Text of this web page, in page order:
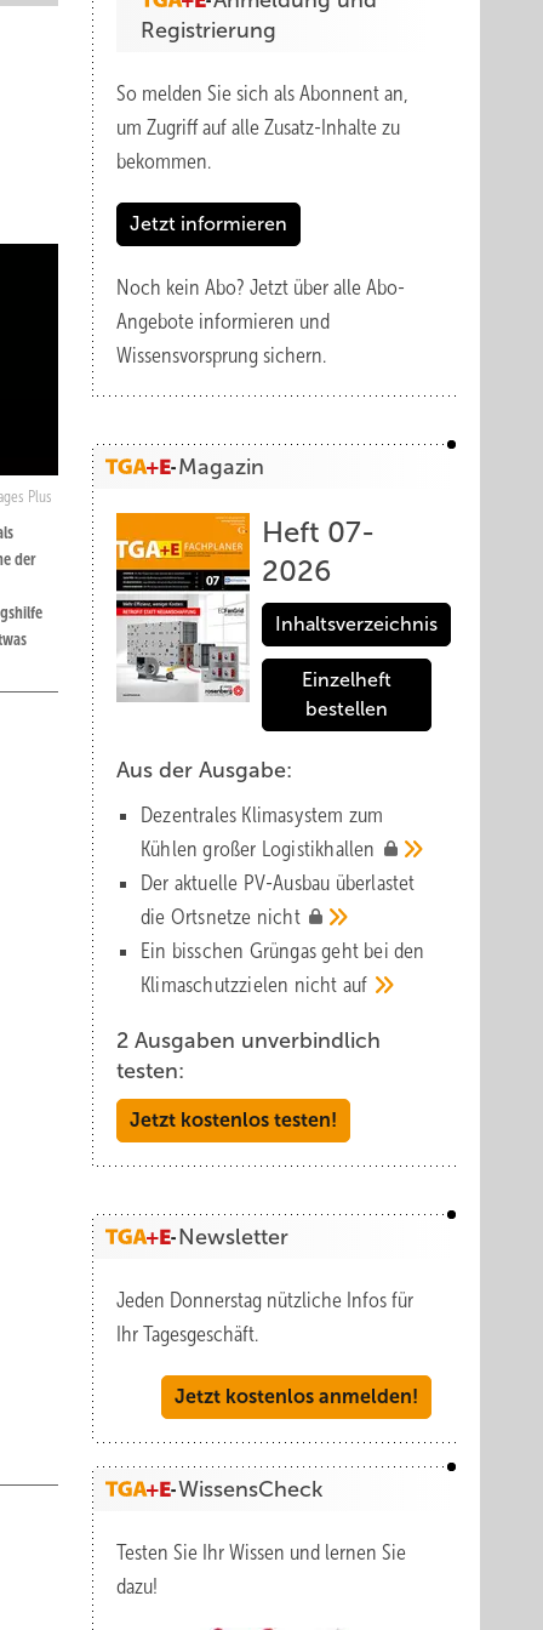
Plus
der
Registrierung
So melden Sie sich als Abonnent an,
um Zugriff auf alle Zusatz-Inhalte zu
bekommen.
Jetzt informieren
Noch kein Abo? Jetzt über alle Abo-
Angebote informieren und
Wissensvorsprung sichern.
Magazin
Heft 07-
2026
Inhaltsverzeichnis
Einzelheft
bestellen
Aus der Ausgabe:
Dezentrales Klimasystem zum
Kühlen großer Logistik­hallen
Der aktuelle PV-Ausbau über­lastet
die Orts­netze nicht
Ein bisschen Grüngas geht bei den
Klima­schutz­zielen nicht auf
2 Ausgaben unverbindlich
testen:
Jetzt kostenlos testen!
Newsletter
Jeden Donnerstag nützliche Infos für
Ihr Tagesgeschäft.
Jetzt kostenlos anmelden!
WissensCheck
Testen Sie Ihr Wissen und lernen Sie
dazu!